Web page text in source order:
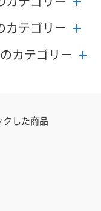
カテゴリー
カテゴリー
した商品